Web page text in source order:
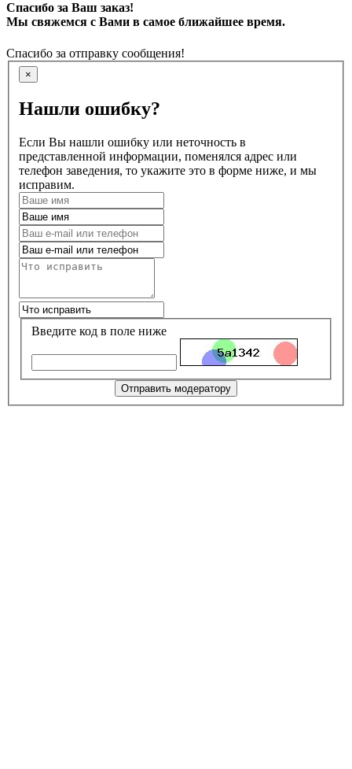
Спасибо за Ваш заказ!
Мы свяжемся с Вами в самое ближайшее время.
Спасибо за отправку сообщения!
×
Нашли ошибку?
Если Вы нашли ошибку или неточность в
представленной информации, поменялся адрес или
телефон заведения, то укажите это в форме ниже, и мы
исправим.
Введите код в поле ниже
Отправить модератору